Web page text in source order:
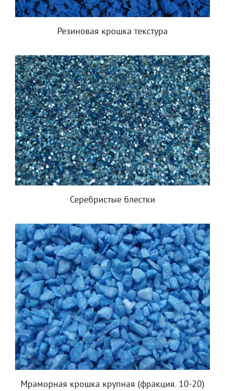
Резиновая крошка текстура
Серебристые блестки
Мраморная крошка крупная (фракция. 10-20)